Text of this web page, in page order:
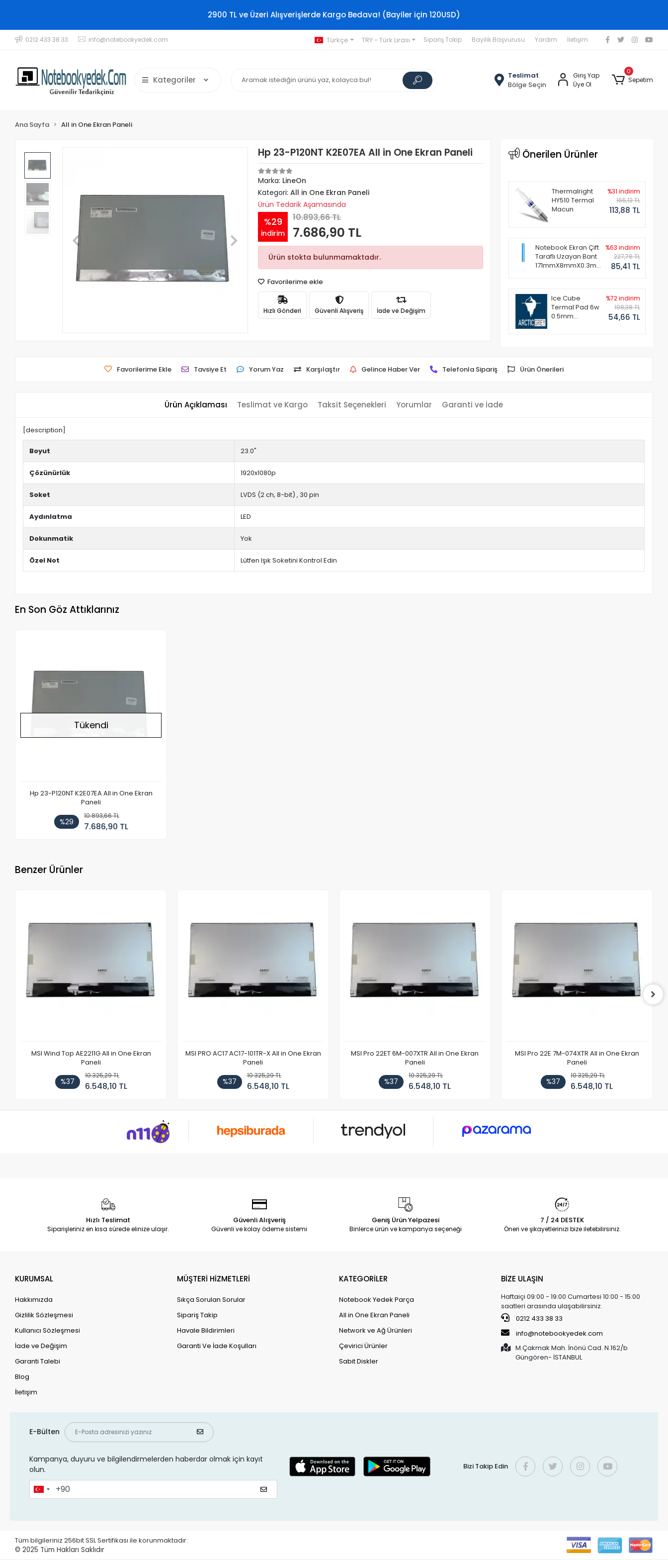
2900 TL ve Üzeri Alışverişlerde Kargo Bedava! (Bayiler için 120USD)
0212 433 38 33 info@notebookyedek.com Türkçe TRY - Türk Lirası Sipariş Takip Bayilik Başvurusu Yardım İletişim
Kategoriler
Teslimat
Bölge Seçin
Giriş Yap
Üye Ol
0
Sepetim
Ana Sayfa All in One Ekran Paneli
Hp 23-P120NT K2E07EA All in One Ekran Paneli
Marka: LineOn
Kategori:All in One Ekran Paneli
Ürün Tedarik Aşamasında
%29
indirim
10.893,66 TL
7.686,90 TL
Ürün stokta bulunmamaktadır.
Favorilerime ekle
Hızlı Gönderi Güvenli Alışveriş İade ve Değişim
Önerilen Ürünler
Thermalright
HY510 Termal
Macun
%31 indirim
165,13 TL
113,88 TL
Notebook Ekran Çift
Taraflı Uzayan Bant
171mmX8mmX0.3mm
%63 indirim
227,76 TL
85,41 TL
Ice Cube
Termal Pad 6w
0.5mm
%72 indirim
198,38 TL
54,66 TL
Favorilerime Ekle Tavsiye Et Yorum Yaz Karşılaştır Gelince Haber Ver Telefonla Sipariş Ürün Önerileri
Ürün Açıklaması Teslimat ve Kargo Taksit Seçenekleri Yorumlar Garanti ve İade
[description]
Boyut 23.0"
Çözünürlük 1920x1080p
Soket LVDS (2 ch, 8-bit) , 30 pin
Aydınlatma LED
Dokunmatik Yok
Özel Not Lütfen Işık Soketini Kontrol Edin
En Son Göz Attıklarınız
Tükendi
Hp 23-P120NT K2E07EA All in One Ekran
Paneli
%29
10.893,66 TL
7.686,90 TL
Benzer Ürünler
MSI Wind Top AE2211G All in One Ekran
Paneli
%37
10.325,29 TL
6.548,10 TL
MSI PRO AC17 AC17-101TR-X All in One Ekran
Paneli
%37
10.325,29 TL
6.548,10 TL
MSI Pro 22ET 6M-007XTR All in One Ekran
Paneli
%37
10.325,29 TL
6.548,10 TL
MSI Pro 22E 7M-074XTR All in One Ekran
Paneli
%37
10.325,29 TL
6.548,10 TL
Hızlı Teslimat
Siparişleriniz en kısa sürede elinize ulaşır.
Güvenli Alışveriş
Güvenli ve kolay ödeme sistemi
Geniş Ürün Yelpazesi
Binlerce ürün ve kampanya seçeneği
7 / 24 DESTEK
Öneri ve şikayetlerinizi bize iletebilirsiniz.
KURUMSAL
Hakkımızda
Gizlilik Sözleşmesi
Kullanıcı Sözleşmesi
İade ve Değişim
Garanti Talebi
Blog
İletişim
MÜŞTERİ HİZMETLERİ
Sıkça Sorulan Sorular
Sipariş Takip
Havale Bildirimleri
Garanti Ve İade Koşulları
KATEGORİLER
Notebook Yedek Parça
All in One Ekran Paneli
Network ve Ağ Ürünleri
Çevirici Ürünler
Sabit Diskler
BİZE ULAŞIN
Haftaiçi 09:00 - 19:00 Cumartesi 10:00 - 15:00
saatleri arasında ulaşabilirsiniz.
0212 433 38 33
info@notebookyedek.com
M.Çakmak Mah. İnönü Cad. N.162/b
Güngören- İSTANBUL
E-Bülten
Kampanya, duyuru ve bilgilendirmelerden haberdar olmak için kayıt
olun.
Bizi Takip Edin
Tüm bilgileriniz 256bit SSL Sertifikası ile korunmaktadır.
© 2025 Tüm Hakları Saklıdır